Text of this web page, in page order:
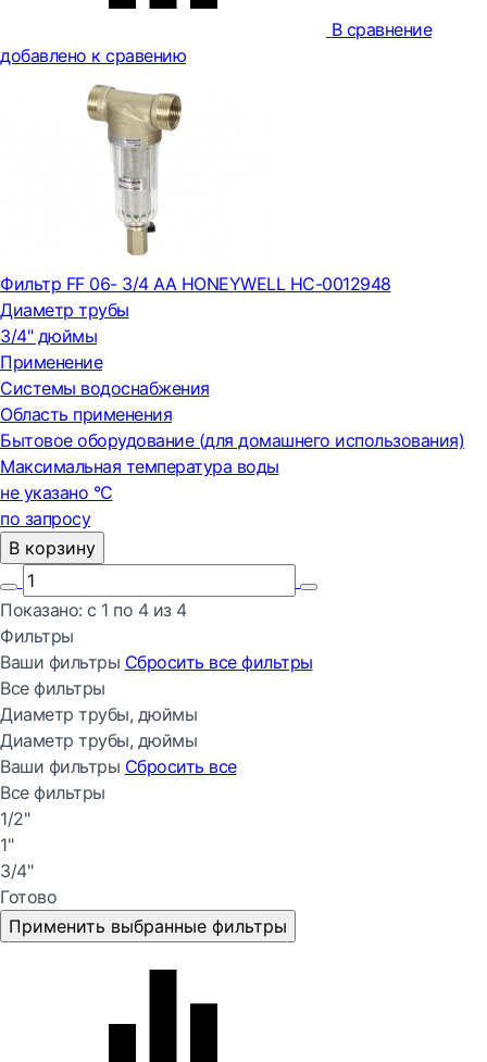
В сравнение
добавлено к сравению
Фильтр FF 06- 3/4 AA HONEYWELL НС-0012948
Диаметр трубы
3/4" дюймы
Применение
Системы водоснабжения
Область применения
Бытовое оборудование (для домашнего использования)
Максимальная температура воды
не указано °С
по запросу
В корзину
Показано: с 1 по 4из 4
Фильтры
Ваши фильтры Сбросить все фильтры
Все фильтры
Диаметр трубы, дюймы
Диаметр трубы, дюймы
Ваши фильтры Сбросить все
Все фильтры
1/2"
1"
3/4"
Готово
Применить выбранные фильтры